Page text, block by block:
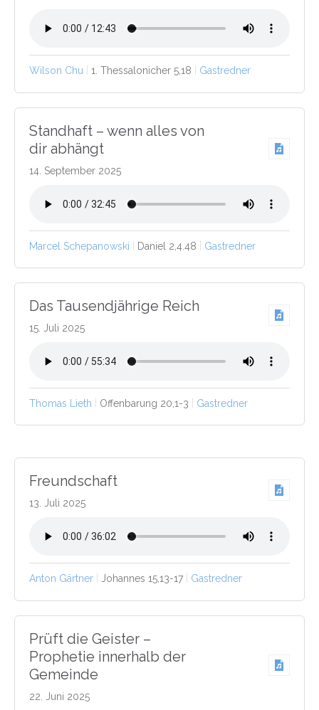
Wilson Chu 1. Thessalonicher 5,18 Gastredner
Standhaft – wenn alles von
dir abhängt
14. September 2025
Marcel Schepanowski Daniel 2,4.48 Gastredner
Das Tausendjährige Reich
15. Juli 2025
Thomas Lieth Offenbarung 20,1-3 Gastredner
Freundschaft
13. Juli 2025
Anton Gärtner Johannes 15,13-17 Gastredner
Prüft die Geister –
Prophetie innerhalb der
Gemeinde
22. Juni 2025